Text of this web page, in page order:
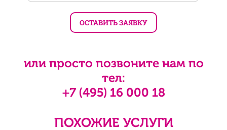
или просто позвоните нам по
тел:
+7 (495) 16 000 18
ПОХОЖИЕ УСЛУГИ